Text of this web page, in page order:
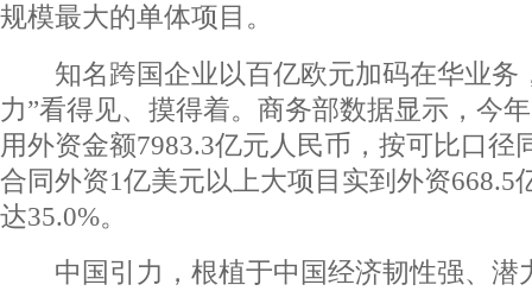
规模最大的单体项目。
知名跨国企业以百亿欧元加码在华业务
力”看得见、摸得着。商务部数据显示，今
用外资金额7983.3亿元人民币，按可比口径
合同外资1亿美元以上大项目实到外资668.5
达35.0%。
中国引力，根植于中国经济韧性强、潜